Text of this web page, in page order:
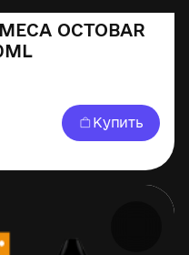
OCTOBAR
Купить